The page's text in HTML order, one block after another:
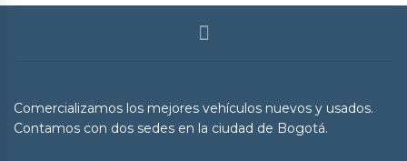
Comercializamos los mejores vehículos nuevos y usados.
Contamos con dos sedes en la ciudad de Bogotá.